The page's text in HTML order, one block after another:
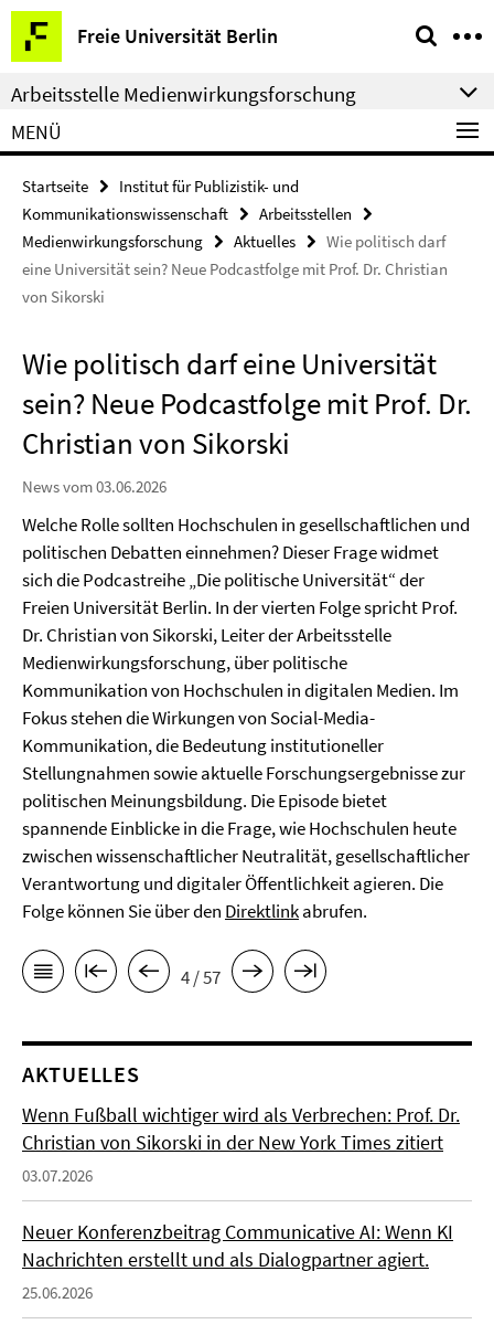
Springe
direkt
zu
Inhalt
Freie Universität Berlin
Service-
Navigation
Arbeitsstelle Medienwirkungsforschung
MENÜ
Startseite
Institut für Publizistik- und
Kommunikationswissenschaft
Arbeitsstellen
Medienwirkungsforschung
Aktuelles
Wie politisch darf
eine Universität sein? Neue Podcastfolge mit Prof. Dr. Christian
von Sikorski
Wie politisch darf eine Universität
sein? Neue Podcastfolge mit Prof. Dr.
Christian von Sikorski
News vom 03.06.2026
Welche Rolle sollten Hochschulen in gesellschaftlichen und
politischen Debatten einnehmen? Dieser Frage widmet
sich die Podcastreihe „Die politische Universität“ der
Freien Universität Berlin. In der vierten Folge spricht Prof.
Dr. Christian von Sikorski, Leiter der Arbeitsstelle
Medienwirkungsforschung, über politische
Kommunikation von Hochschulen in digitalen Medien. Im
Fokus stehen die Wirkungen von Social-Media-
Kommunikation, die Bedeutung institutioneller
Stellungnahmen sowie aktuelle Forschungsergebnisse zur
politischen Meinungsbildung. Die Episode bietet
spannende Einblicke in die Frage, wie Hochschulen heute
zwischen wissenschaftlicher Neutralität, gesellschaftlicher
Verantwortung und digitaler Öffentlichkeit agieren. Die
Folge können Sie über den Direktlinkabrufen.
4 / 57
AKTUELLES
Wenn Fußball wichtiger wird als Verbrechen: Prof. Dr.
Christian von Sikorski in der New York Times zitiert
03.07.2026
Neuer Konferenzbeitrag Communicative AI: Wenn KI
Nachrichten erstellt und als Dialogpartner agiert.
25.06.2026